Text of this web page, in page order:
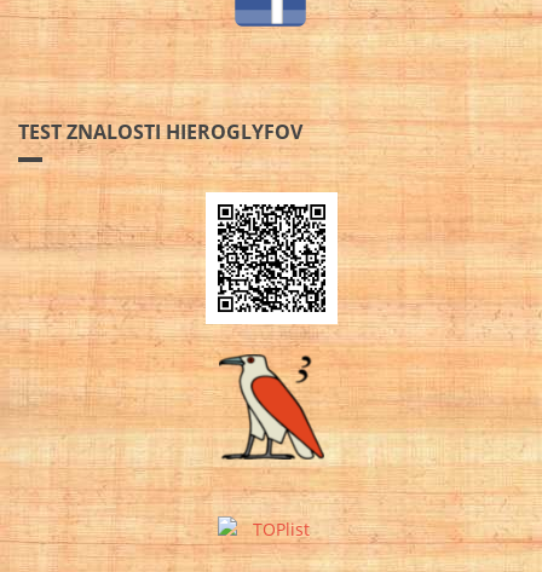
TEST ZNALOSTI HIEROGLYFOV